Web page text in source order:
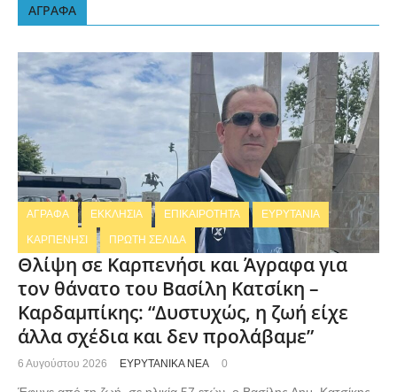
ΑΓΡΑΦΑ
ΑΓΡΑΦΑ ΕΚΚΛΗΣΙΑ ΕΠΙΚΑΙΡΟΤΗΤΑ ΕΥΡΥΤΑΝΙΑ
ΚΑΡΠΕΝΗΣΙ ΠΡΩΤΗ ΣΕΛΙΔΑ
Θλίψη σε Καρπενήσι και Άγραφα για
τον θάνατο του Βασίλη Κατσίκη –
Καρδαμπίκης: “Δυστυχώς, η ζωή είχε
άλλα σχέδια και δεν προλάβαμε”
6 Αυγούστου 2026 ΕΥΡΥΤΑΝΙΚΑ ΝΕΑ 0